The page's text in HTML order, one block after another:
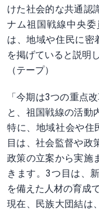
けた社会的な共通認
ナム祖国戦線中央
は、地域や住民に密
を掲げていると説明
（テープ）
「今期は3つの重点
と、祖国戦線の活動
特に、地域社会や住
目は、社会監督や政
政策の立案から実施
きます。3つ目は、
を備えた人材の育成で
現在、民族大団結は